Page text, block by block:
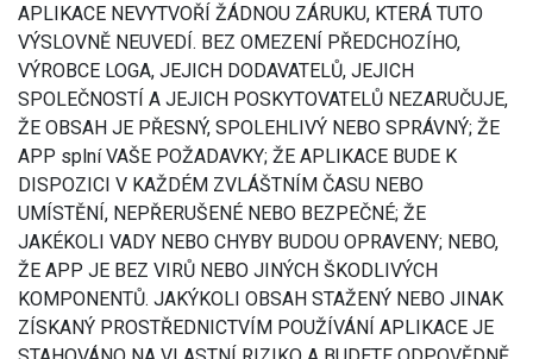
APLIKACE NEVYTVOŘÍ ŽÁDNOU ZÁRUKU, KTERÁ TUTO
VÝSLOVNĚ NEUVEDÍ. BEZ OMEZENÍ PŘEDCHOZÍHO,
VÝROBCE LOGA, JEJICH DODAVATELŮ, JEJICH
SPOLEČNOSTÍ A JEJICH POSKYTOVATELŮ NEZARUČUJE,
ŽE OBSAH JE PŘESNÝ, SPOLEHLIVÝ NEBO SPRÁVNÝ; ŽE
APP splní VAŠE POŽADAVKY; ŽE APLIKACE BUDE K
DISPOZICI V KAŽDÉM ZVLÁŠTNÍM ČASU NEBO
UMÍSTĚNÍ, NEPŘERUŠENÉ NEBO BEZPEČNÉ; ŽE
JAKÉKOLI VADY NEBO CHYBY BUDOU OPRAVENY; NEBO,
ŽE APP JE BEZ VIRŮ NEBO JINÝCH ŠKODLIVÝCH
KOMPONENTŮ. JAKÝKOLI OBSAH STAŽENÝ NEBO JINAK
ZÍSKANÝ PROSTŘEDNICTVÍM POUŽÍVÁNÍ APLIKACE JE